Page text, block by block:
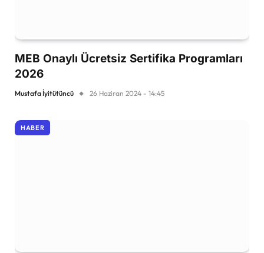
MEB Onaylı Ücretsiz Sertifika Programları
2026
Mustafa İyitütüncü 26 Haziran 2024 - 14:45
HABER